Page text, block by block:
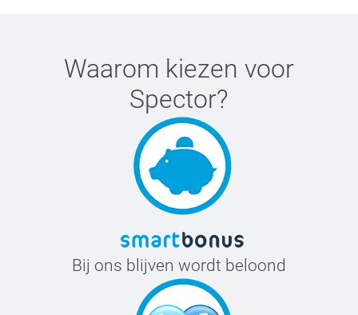
Waarom kiezen voor
Spector?
Bij ons blijven wordt beloond